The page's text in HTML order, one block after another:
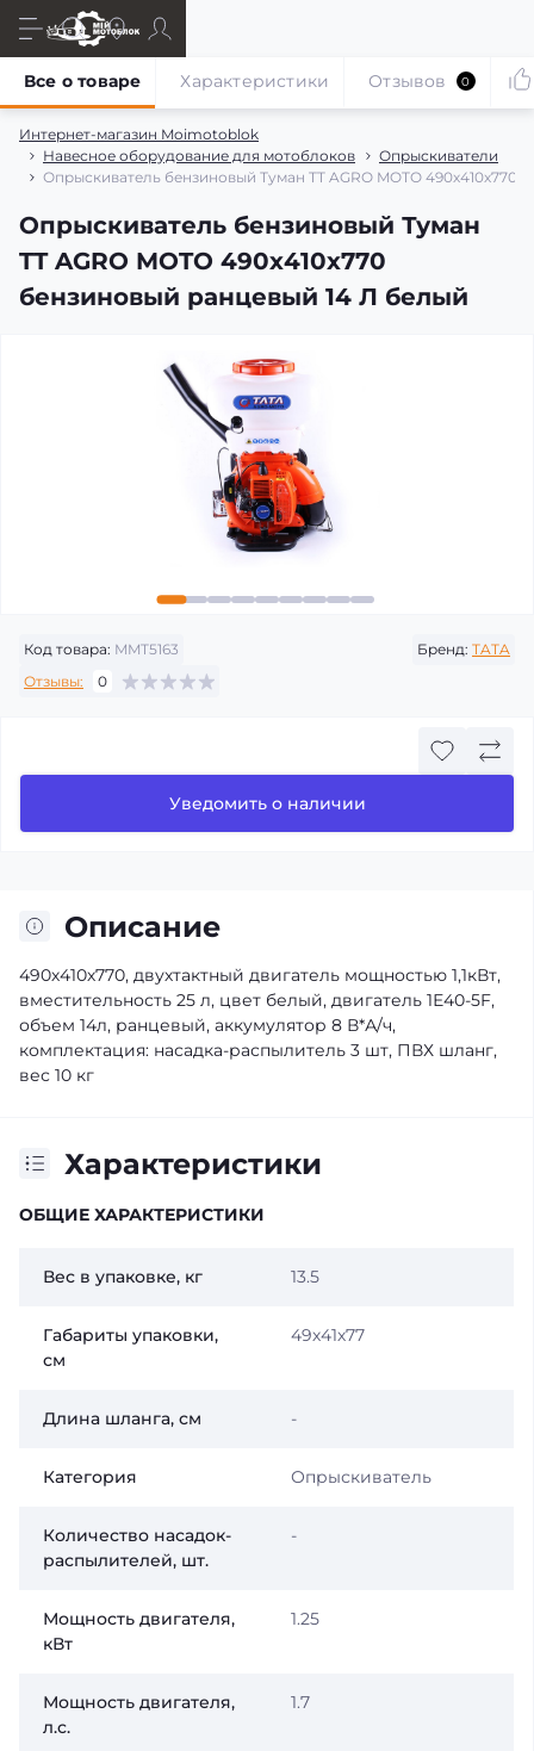
Интернет-магазин Moimotoblok
Навесное оборудование для мотоблоков
Опрыскиватели
Опрыскиватель бензиновый Туман TT AGRO MOTO 490х410х770
Опрыскиватель бензиновый Туман
TT AGRO MOTO 490х410х770
бензиновый ранцевый 14 Л белый
Все о товаре Характеристики Отзывов 0
Код товара: MMT5163 Бренд: TATA
Отзывы:
0
Уведомить о наличии
Описание
490х410х770, двухтактный двигатель мощностью 1,1кВт,
вместительность 25 л, цвет белый, двигатель 1Е40-5F,
объем 14л, ранцевый, аккумулятор 8 В*А/ч,
комплектация: насадка-распылитель 3 шт, ПВХ шланг,
вес 10 кг
Характеристики
ОБЩИЕ ХАРАКТЕРИСТИКИ
Вес в упаковке, кг 13.5
Габариты упаковки,
см
49х41х77
Длина шланга, см -
Категория Опрыскиватель
Количество насадок-
распылителей, шт.
-
Мощность двигателя,
кВт
1.25
Мощность двигателя,
л.с.
1.7